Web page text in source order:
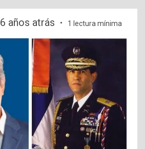
6 años atrás 1 lectura mínima